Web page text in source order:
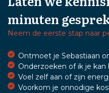
minuten
Neem de eerste stap naar
Ontmoet je Sebastiaan
Onderzoeken of ik je kan
Voel zelf aan of zijn
Voorkom je onnodige